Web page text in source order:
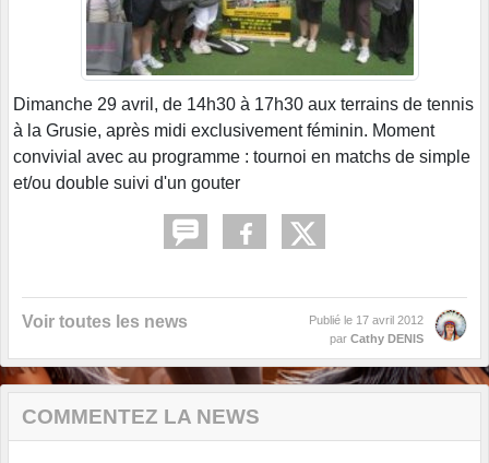
Dimanche 29 avril, de 14h30 à 17h30 aux terrains de tennis
à la Grusie, après midi exclusivement féminin. Moment
convivial avec au programme : tournoi en matchs de simple
et/ou double suivi d'un gouter
Voir toutes les news Publié le 17 avril 2012
par Cathy DENIS
COMMENTEZ LA NEWS